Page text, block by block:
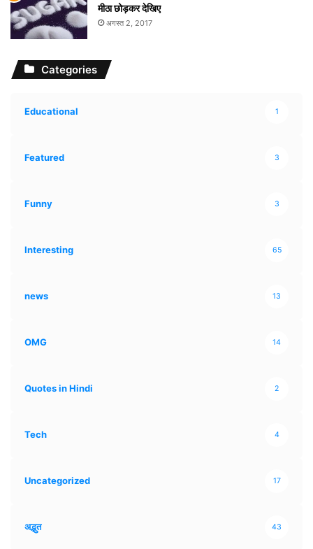
मीठा छोड़कर देखिए
अगस्त 2, 2017
Categories
Educational 1
Featured 3
Funny 3
Interesting 65
news 13
OMG 14
Quotes in Hindi 2
Tech 4
Uncategorized 17
अद्भुत 43